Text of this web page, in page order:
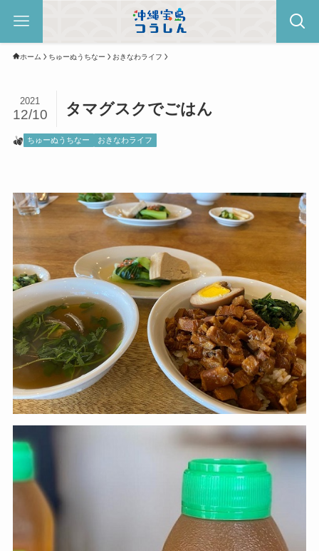
ホーム ちゅーぬうちなー おきなわライフ
タマグスクでごはん
2021
12/10
ちゅーぬうちなー おきなわライフ